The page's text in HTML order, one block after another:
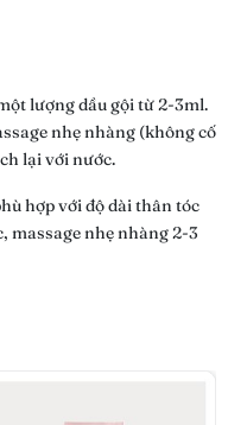
lượng dầu gội từ 2-3ml.
nhẹ nhàng (không cố
lại với nước.
hợp với độ dài thân tóc
massage nhẹ nhàng 2-3